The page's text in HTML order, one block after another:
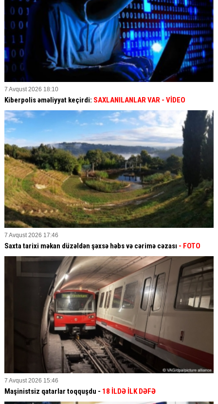
7 Avqust 2026 18:10
Kiberpolis əməliyyat keçirdi: SAXLANILANLAR VAR - VİDEO
7 Avqust 2026 17:46
Saxta tarixi məkan düzəldən şəxsə həbs və cərimə cəzası - FOTO
7 Avqust 2026 15:46
Maşinistsiz qatarlar toqquşdu - 18 İLDƏ İLK DƏFƏ